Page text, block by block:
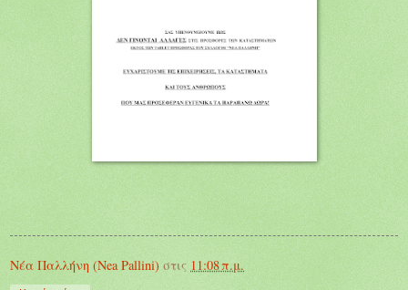
Νέα Παλλήνη (Nea Pallini) στις 11:08 π.μ.